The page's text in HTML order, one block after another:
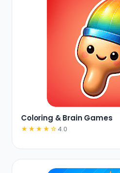
Coloring & Brain Games
★★★★☆ 4.0